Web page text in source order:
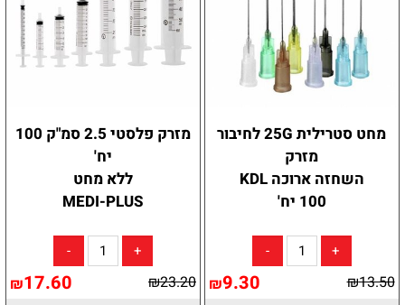
מחט סטרילית 25G לחיבור
מזרק
השחזה ארוכה KDL
100 יח'
₪13.50
₪9.30
מזרק פלסטי 2.5 סמ"ק 100
יח'
ללא מחט
MEDI-PLUS
₪23.20
₪17.60